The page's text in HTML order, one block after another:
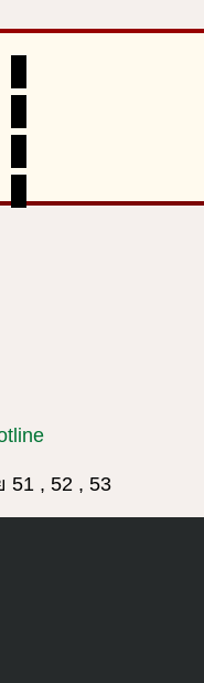
51 , 52 , 53